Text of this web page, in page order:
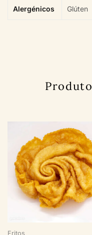
Alergénicos Glúten
Fritos